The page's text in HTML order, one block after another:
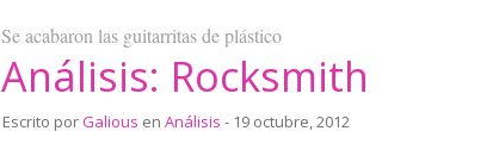
Se acabaron las guitarritas de plástico
Análisis: Rocksmith
Escrito por Galious en Análisis - 19 octubre, 2012